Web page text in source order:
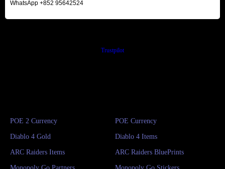
WhatsApp +852 95642524
Trustpilot
POE 2 Currency POE Currency
Diablo 4 Gold Diablo 4 Items
ARC Raiders Items ARC Raiders BluePrints